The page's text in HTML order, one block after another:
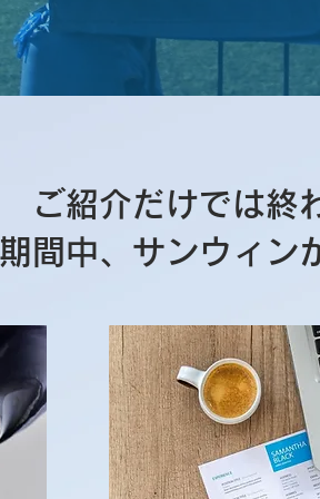
ご紹介だけでは終
間中、 サンウィン